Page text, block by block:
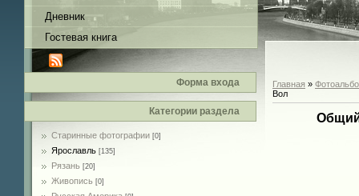
Дневник
Гостевая книга
Форма входа
Категории раздела
Старинные фотографии [0]
Ярославль [135]
Рязань [20]
Живопись [0]
Главная »
Вол
Общий